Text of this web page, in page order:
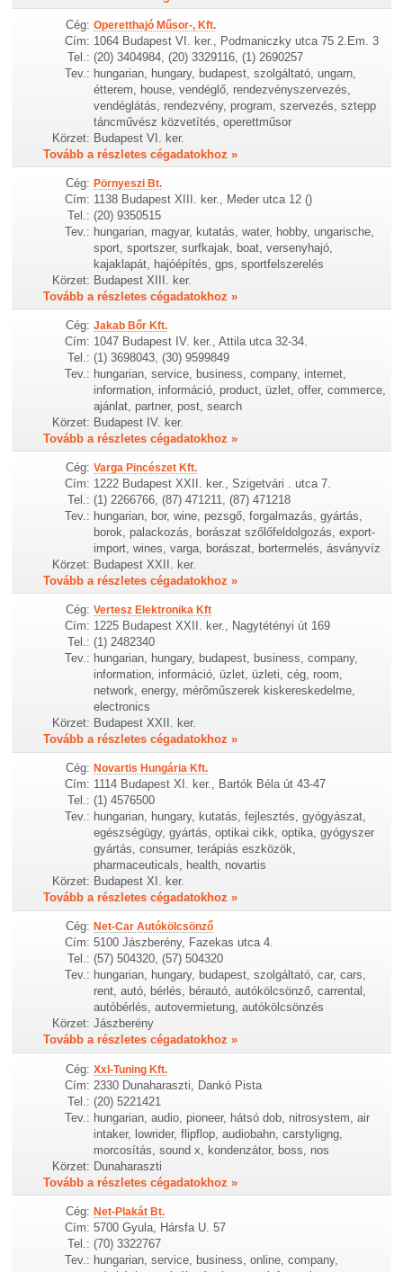
Cég: Operetthajó Műsor-, Kft.
Cím: 1064 Budapest VI. ker., Podmaniczky utca 75 2.Em. 3
Tel.: (20) 3404984, (20) 3329116, (1) 2690257
Tev.: hungarian, hungary, budapest, szolgáltató, ungarn,
étterem, house, vendéglő, rendezvényszervezés,
vendéglátás, rendezvény, program, szervezés, sztepp
táncművész közvetítés, operettműsor
Körzet: Budapest VI. ker.
Tovább a részletes cégadatokhoz »
Cég: Pörnyeszi Bt.
Cím: 1138 Budapest XIII. ker., Meder utca 12 ()
Tel.: (20) 9350515
Tev.: hungarian, magyar, kutatás, water, hobby, ungarische,
sport, sportszer, surfkajak, boat, versenyhajó,
kajaklapát, hajóépítés, gps, sportfelszerelés
Körzet: Budapest XIII. ker.
Tovább a részletes cégadatokhoz »
Cég: Jakab Bőr Kft.
Cím: 1047 Budapest IV. ker., Attila utca 32-34.
Tel.: (1) 3698043, (30) 9599849
Tev.: hungarian, service, business, company, internet,
information, információ, product, üzlet, offer, commerce,
ajánlat, partner, post, search
Körzet: Budapest IV. ker.
Tovább a részletes cégadatokhoz »
Cég: Varga Pincészet Kft.
Cím: 1222 Budapest XXII. ker., Szigetvári . utca 7.
Tel.: (1) 2266766, (87) 471211, (87) 471218
Tev.: hungarian, bor, wine, pezsgő, forgalmazás, gyártás,
borok, palackozás, borászat szőlőfeldolgozás, export-
import, wines, varga, borászat, bortermelés, ásványvíz
Körzet: Budapest XXII. ker.
Tovább a részletes cégadatokhoz »
Cég: Vertesz Elektronika Kft
Cím: 1225 Budapest XXII. ker., Nagytétényi út 169
Tel.: (1) 2482340
Tev.: hungarian, hungary, budapest, business, company,
information, információ, üzlet, üzleti, cég, room,
network, energy, mérőműszerek kiskereskedelme,
electronics
Körzet: Budapest XXII. ker.
Tovább a részletes cégadatokhoz »
Cég: Novartis Hungária Kft.
Cím: 1114 Budapest XI. ker., Bartók Béla út 43-47
Tel.: (1) 4576500
Tev.: hungarian, hungary, kutatás, fejlesztés, gyógyászat,
egészségügy, gyártás, optikai cikk, optika, gyógyszer
gyártás, consumer, terápiás eszközök,
pharmaceuticals, health, novartis
Körzet: Budapest XI. ker.
Tovább a részletes cégadatokhoz »
Cég: Net-Car Autókölcsönző
Cím: 5100 Jászberény, Fazekas utca 4.
Tel.: (57) 504320, (57) 504320
Tev.: hungarian, hungary, budapest, szolgáltató, car, cars,
rent, autó, bérlés, bérautó, autókölcsönző, carrental,
autóbérlés, autovermietung, autókölcsönzés
Körzet: Jászberény
Tovább a részletes cégadatokhoz »
Cég: Xxl-Tuning Kft.
Cím: 2330 Dunaharaszti, Dankó Pista
Tel.: (20) 5221421
Tev.: hungarian, audio, pioneer, hátsó dob, nitrosystem, air
intaker, lowrider, flipflop, audiobahn, carstyligng,
morcosítás, sound x, kondenzátor, boss, nos
Körzet: Dunaharaszti
Tovább a részletes cégadatokhoz »
Cég: Net-Plakát Bt.
Cím: 5700 Gyula, Hársfa U. 57
Tel.: (70) 3322767
Tev.: hungarian, service, business, online, company,